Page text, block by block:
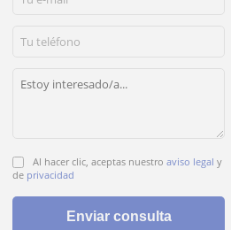
Al hacer clic, aceptas nuestro aviso legal y
de privacidad